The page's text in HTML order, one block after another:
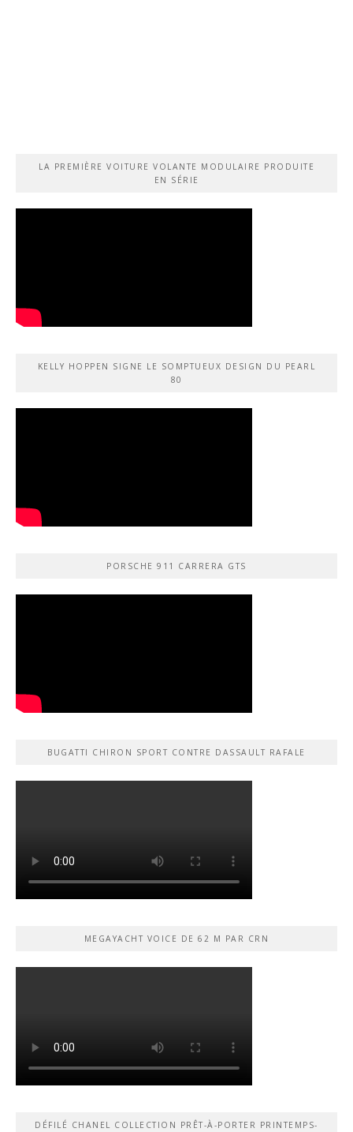
LA PREMIÈRE VOITURE VOLANTE MODULAIRE PRODUITE
EN SÉRIE
KELLY HOPPEN SIGNE LE SOMPTUEUX DESIGN DU PEARL
80
PORSCHE 911 CARRERA GTS
BUGATTI CHIRON SPORT CONTRE DASSAULT RAFALE
MEGAYACHT VOICE DE 62 M PAR CRN
DÉFILÉ CHANEL COLLECTION PRÊT-À-PORTER PRINTEMPS-